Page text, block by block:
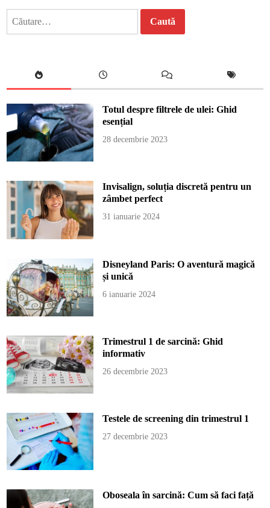
Totul despre filtrele de ulei: Ghid
esențial
28 decembrie 2023
Invisalign, soluția discretă pentru un
zâmbet perfect
31 ianuarie 2024
Disneyland Paris: O aventură magică
și unică
6 ianuarie 2024
Trimestrul 1 de sarcină: Ghid
informativ
26 decembrie 2023
Testele de screening din trimestrul 1
27 decembrie 2023
Oboseala în sarcină: Cum să faci față